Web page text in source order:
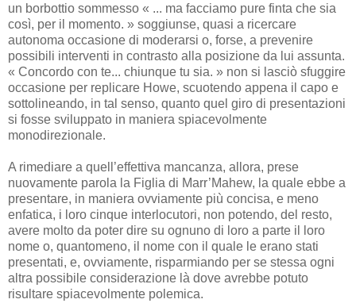
un borbottio sommesso « ... ma facciamo pure finta che sia
così, per il momento. » soggiunse, quasi a ricercare
autonoma occasione di moderarsi o, forse, a prevenire
possibili interventi in contrasto alla posizione da lui assunta.
« Concordo con te... chiunque tu sia. » non si lasciò sfuggire
occasione per replicare Howe, scuotendo appena il capo e
sottolineando, in tal senso, quanto quel giro di presentazioni
si fosse sviluppato in maniera spiacevolmente
monodirezionale.
A rimediare a quell’effettiva mancanza, allora, prese
nuovamente parola la Figlia di Marr’Mahew, la quale ebbe a
presentare, in maniera ovviamente più concisa, e meno
enfatica, i loro cinque interlocutori, non potendo, del resto,
avere molto da poter dire su ognuno di loro a parte il loro
nome o, quantomeno, il nome con il quale le erano stati
presentati, e, ovviamente, risparmiando per se stessa ogni
altra possibile considerazione là dove avrebbe potuto
risultare spiacevolmente polemica.